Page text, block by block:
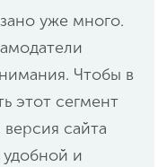
уже много.
Чтобы в
этот сегмент
сайта
и